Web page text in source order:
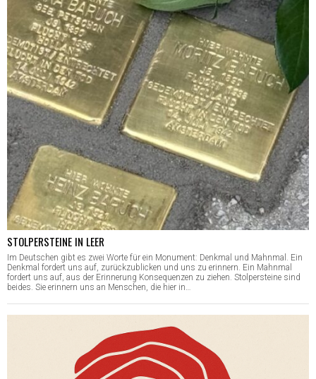
STOLPERSTEINE IN LEER
Im Deutschen gibt es zwei Worte für ein Monument: Denkmal und Mahnmal. Ein
Denkmal fordert uns auf, zurückzublicken und uns zu erinnern. Ein Mahnmal
fordert uns auf, aus der Erinnerung Konsequenzen zu ziehen. Stolpersteine sind
beides. Sie erinnern uns an Menschen, die hier in…